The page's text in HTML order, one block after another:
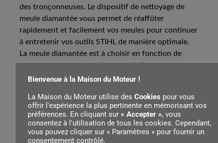
des tronçonneuses. Le dispositif de nettoyage de
meule diamantée vous permet de réaffûter
rapidement et facilement vos meules pour continuer
à entretenir vos outils STIHL de manière optimale.
La meule diamantée est à choisir en fonction de
votre tronçonneuse ou de votre chaîne.
pour les chaînes suivantes : 3/8" P Picco Duro 3
(PD3), .325" Rapid Duro 3 (RD3) et 3/8" Rapid Duro
3 (RD3) ou 3/8" Rapid Duro Rettung (RDR) mais
aussi pour les chaînes 3/8" Rapid Hexa et 3/8" Picco
Bienvenue à la Maison du Moteur !
La Maison du Moteur utilise des Cookies pour vous
offrir l'expérience la plus pertinente en mémorisant vos
préférences. En cliquant sur « Accepter », vous
consentez à l'utilisation de tous les cookies. Cependant,
vous pouvez cliquer sur « Paramètres » pour fournir un
consentement contrôlé.